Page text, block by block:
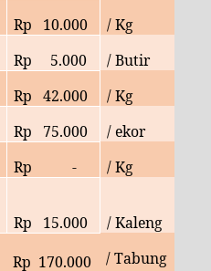
Rp 10.000
/ Kg
Rp 5.000
/ Butir
Rp 42.000
/ Kg
Rp 75.000
/ ekor
Rp -
/ Kg
Rp 15.000
/ Kaleng
Rp 170.000 / Tabung